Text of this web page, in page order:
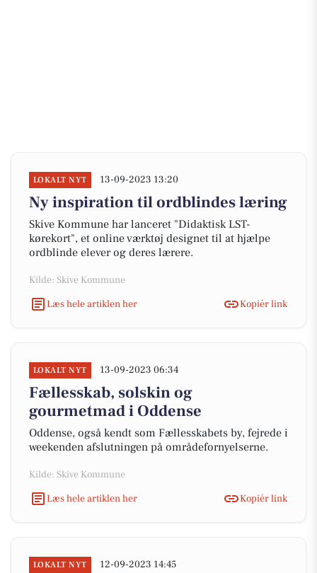
LOKALT NYT 13-09-2023 13:20
Ny inspiration til ordblindes læring
Skive Kommune har lanceret "Didaktisk LST-
kørekort", et online værktøj designet til at hjælpe
ordblinde elever og deres lærere.
Kilde: Skive Kommune
Læs hele artiklen her
Kopiér link
LOKALT NYT 13-09-2023 06:34
Fællesskab, solskin og
gourmetmad i Oddense
Oddense, også kendt som Fællesskabets by, fejrede i
weekenden afslutningen på områdefornyelserne.
Kilde: Skive Kommune
Læs hele artiklen her
Kopiér link
LOKALT NYT 12-09-2023 14:45